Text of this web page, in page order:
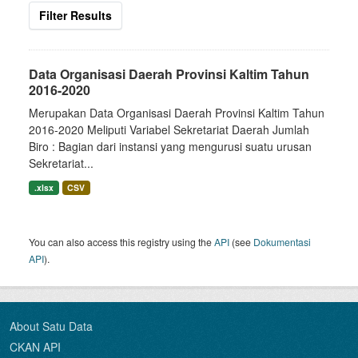
Filter Results
Data Organisasi Daerah Provinsi Kaltim Tahun
2016-2020
Merupakan Data Organisasi Daerah Provinsi Kaltim Tahun
2016-2020 Meliputi Variabel Sekretariat Daerah Jumlah
Biro : Bagian dari instansi yang mengurusi suatu urusan
Sekretariat...
.xlsx CSV
You can also access this registry using theAPI (see Dokumentasi
API).
About Satu Data
CKAN API